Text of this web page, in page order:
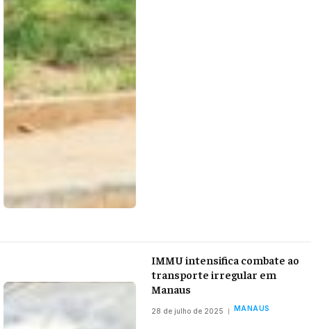
IMMU intensifica combate ao
transporte irregular em
Manaus
28 de julho de 2025 MANAUS